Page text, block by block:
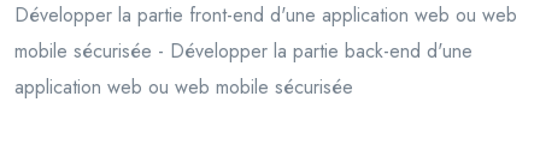
Développer la partie front-end d'une application web ou web
mobile sécurisée - Développer la partie back-end d'une
application web ou web mobile sécurisée